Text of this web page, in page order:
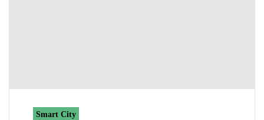
Smart City